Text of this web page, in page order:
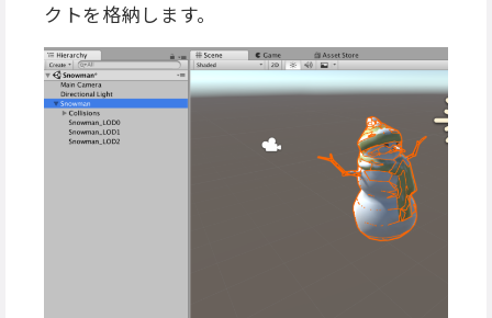
クトを格納します。